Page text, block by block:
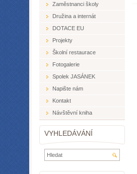
Zaměstnanci školy
Družina a internát
DOTACE EU
Projekty
Školní restaurace
Fotogalerie
Spolek JASÁNEK
Napište nám
Kontakt
Návštěvní kniha
VYHLEDÁVÁNÍ